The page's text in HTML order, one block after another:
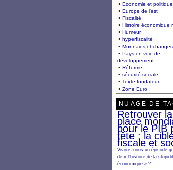
Economie et politique
Europe de l'est
Fiscalité
Histoire économique
Humeur
hyperfiscalité
Monnaies et changes
Pays en voie de
développement
Réforme
sécurité sociale
Texte fondateur
Zone Euro
NUAGE DE
Retrouver
place
pour le PIB
tête : la
fiscale et
Vivons-nous un épisode
de « l’histoire de la
économique » ?